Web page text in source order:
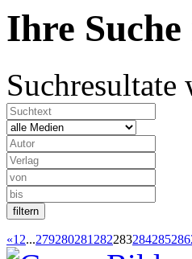
Ihre Suche
«12...279280281282283284285286